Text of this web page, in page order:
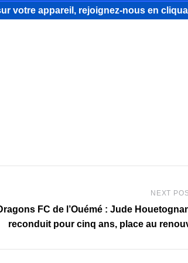
votre appareil, rejoignez-nous en
NEXT
FC de l’Ouémé : Jude
reconduit pour cinq ans, place au